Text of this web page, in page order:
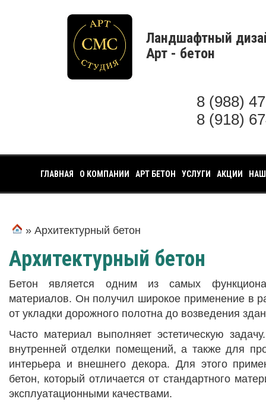
Ландшафтный
Арт - бетон
8 (988)
8 (918)
ГЛАВНАЯ О КОМПАНИИ АРТ БЕТОН УСЛУГИ АКЦИИ
» Архитектурный бетон
Архитектурный бетон
Бетон является одним из самых
материалов. Он получил широкое применение в
от укладки дорожного полотна до возведения
Часто материал выполняет эстетическую
внутренней отделки помещений, а также для
интерьера и внешнего декора. Для этого
бетон, который отличается от стандартного
эксплуатационными качествами.